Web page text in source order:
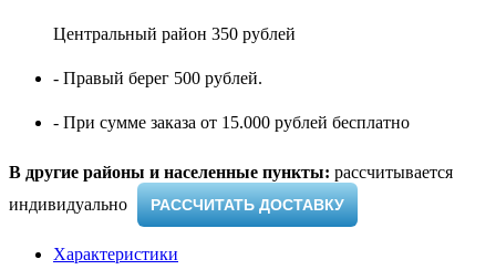
Центральный район 350 рублей
- Правый берег 500 рублей.
- При сумме заказа от 15.000 рублей бесплатно
В другие районы и населенные пункты: рассчитывается
индивидуально ​
РАССЧИТАТЬ ДОСТАВКУ
Характеристики